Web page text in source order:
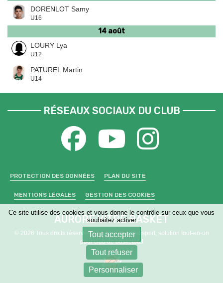
DORENLOT Samy
U16
14 août
LOURY Lya
U12
PATUREL Martin
U14
RÉSEAUX SOCIAUX DU CLUB
PROTECTION DES DONNÉES PLAN DU SITE
MENTIONS LÉGALES GESTION DES COOKIES
AURORE VITRE BASKET
© 2026 Tous droits réservés - Propulsé parKalisport, solution tout-en-un
pour club de basketball
Ce site utilise des cookies et vous donne le contrôle sur ceux que vous
souhaitez activer
Tout accepter
Tout refuser
Personnaliser